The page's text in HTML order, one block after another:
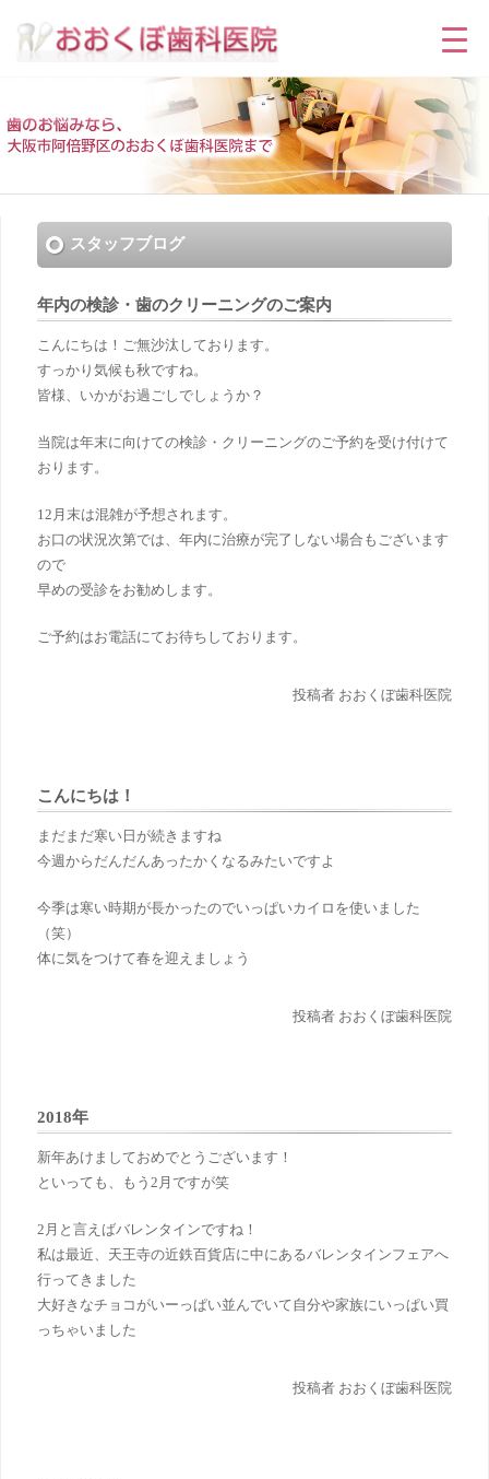
スタッフブログ
年内の検診・歯のクリーニングのご案内
こんにちは！ご無沙汰しております。
すっかり気候も秋ですね。
皆様、いかがお過ごしでしょうか？
当院は年末に向けての検診・クリーニングのご予約を受け付けて
おります。
12月末は混雑が予想されます。
お口の状況次第では、年内に治療が完了しない場合もございます
ので
早めの受診をお勧めします。
ご予約はお電話にてお待ちしております。
投稿者 おおくぼ歯科医院
こんにちは！
まだまだ寒い日が続きますね
今週からだんだんあったかくなるみたいですよ
今季は寒い時期が長かったのでいっぱいカイロを使いました
（笑）
体に気をつけて春を迎えましょう
投稿者 おおくぼ歯科医院
2018年
新年あけましておめでとうございます！
といっても、もう2月ですが笑
2月と言えばバレンタインですね！
私は最近、天王寺の近鉄百貨店に中にあるバレンタインフェアへ
行ってきました
大好きなチョコがいーっぱい並んでいて自分や家族にいっぱい買
っちゃいました
投稿者 おおくぼ歯科医院